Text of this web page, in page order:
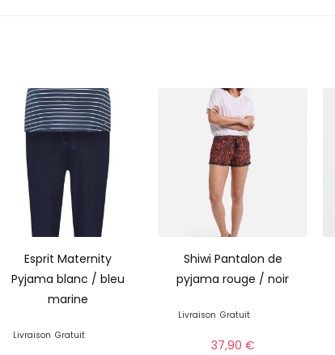
Esprit Maternity
Pyjama blanc / bleu
marine
Livraison Gratuit
Shiwi Pantalon de
pyjama rouge / noir
Livraison Gratuit
37,90 €